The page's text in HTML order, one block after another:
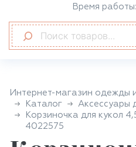
Время
Интернет-магазин одежды
Каталог
Аксессуары
Корзиночка для кукол
4022575